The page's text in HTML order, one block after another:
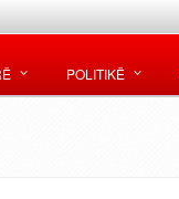
POLITIKË